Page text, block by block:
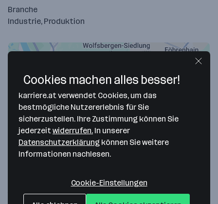
Branche
Industrie, Produktion
Map data ©2026 Google
Fritz-Kandl-Gasse 42
1210 Wien— Route berechnen
Cookies machen alles besser!
karriere.at verwendet Cookies, um das
bestmögliche Nutzererlebnis für Sie
sicherzustellen. Ihre Zustimmung können Sie
jederzeitwiderrufen. In unserer
Datenschutzerklärung können Sie weitere
Informationen nachlesen.
Cookie-Einstellungen